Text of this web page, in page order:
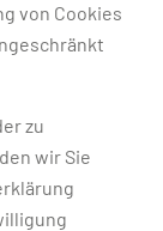
von Cookies
zu
wir Sie